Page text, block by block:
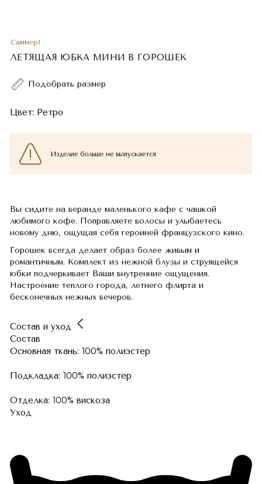
Саммер!
ЛЕТЯЩАЯ ЮБКА МИНИ В ГОРОШЕК
Подобрать размер
Цвет: Ретро
Изделие больше не выпускается
Вы сидите на веранде маленького кафе с чашкой
любимого кофе. Поправляете волосы и улыбаетесь
новому дню, ощущая себя героиней французского кино.
Горошек всегда делает образ более живым и
романтичным. Комплект из нежной блузы и струящейся
юбки подчеркивает Ваши внутренние ощущения.
Настроение теплого города, летнего флирта и
бесконечных нежных вечеров.
Состав и уход
Состав
Основная ткань: 100% полиэстер
Подкладка: 100% полиэстер
Отделка: 100% вискоза
Уход